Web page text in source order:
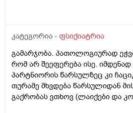
კატეგორია - ფსიქიატრია
გამარჯობა. პათოლოგიურად
რომ არ შეეფერება ისე. იმდენად
პარტნიორის წარსულზეც კი
თურამე მხვდება წარსულიდან
გაქრობას ვთხოვ (ლაიქები და